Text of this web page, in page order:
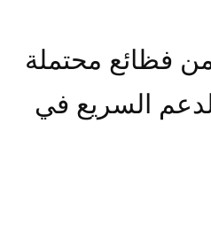
فظائع محتملة
السريع في